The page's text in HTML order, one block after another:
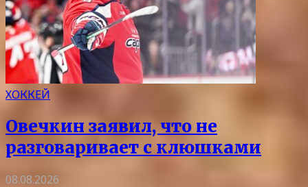
ХОККЕЙ
Овечкин заявил, что не
разговаривает с клюшками
08.08.2026